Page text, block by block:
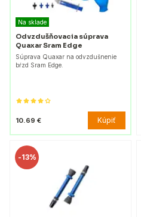
Na sklade
Odvzdušňovacia súprava
Quaxar Sram Edge
Súprava Quaxar na odvzdušnenie
bŕzd Sram Edge.
10.69 € Kúpiť
-13%